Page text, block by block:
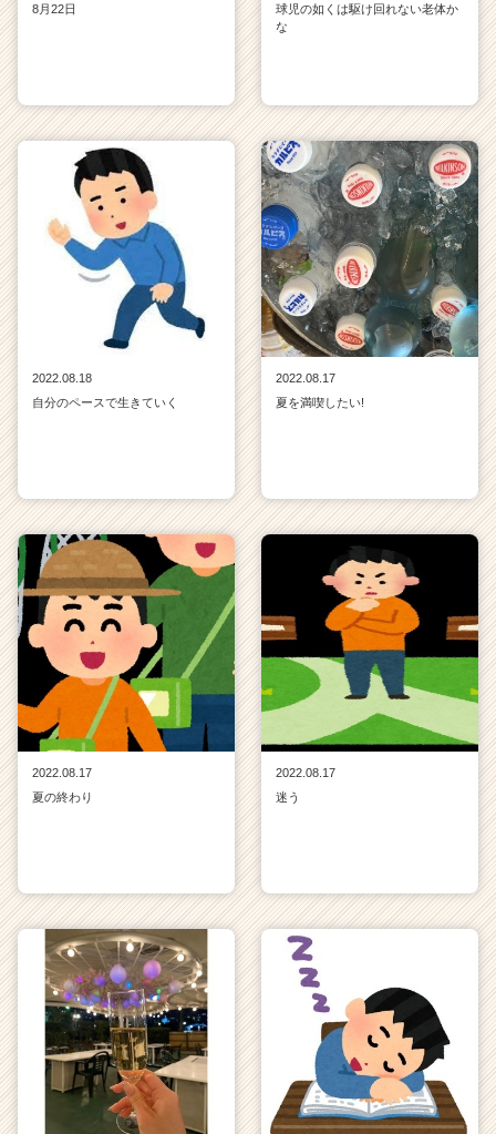
8月22日
球児の如くは駆け回れない老体か
な
2022.08.18
自分のペースで生きていく
2022.08.17
夏を満喫したい!
2022.08.17
夏の終わり
2022.08.17
迷う